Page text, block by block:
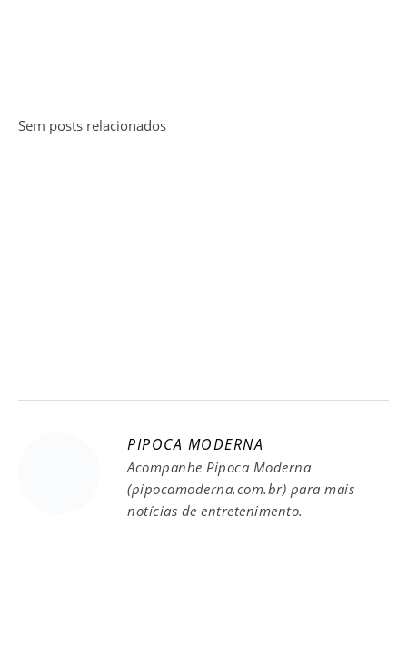
Sem posts relacionados
PIPOCA MODERNA
Acompanhe Pipoca Moderna
(pipocamoderna.com.br) para mais
notícias de entretenimento.